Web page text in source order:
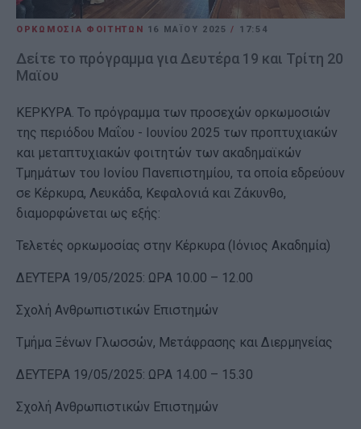
ΟΡΚΩΜΟΣΙΑ ΦΟΙΤΗΤΩΝ 16 ΜΑΪ́ΟΥ 2025/ 17:54
Δείτε το πρόγραμμα για Δευτέρα 19 και Τρίτη 20
Μαϊου
ΚΕΡΚΥΡΑ. Το πρόγραμμα των προσεχών ορκωμοσιών
της περιόδου Μαΐου - Ιουνίου 2025 των προπτυχιακών
και μεταπτυχιακών φοιτητών των ακαδημαϊκών
Τμημάτων του Ιονίου Πανεπιστημίου, τα οποία εδρεύουν
σε Κέρκυρα, Λευκάδα, Κεφαλονιά και Ζάκυνθο,
διαμορφώνεται ως εξής:
Τελετές ορκωμοσίας στην Κέρκυρα (Ιόνιος Ακαδημία)
ΔΕΥΤΕΡΑ 19/05/2025: ΩΡΑ 10.00 – 12.00
Σχολή Ανθρωπιστικών Επιστημών
Τμήμα Ξένων Γλωσσών, Μετάφρασης και Διερμηνείας
ΔΕΥΤΕΡΑ 19/05/2025: ΩΡΑ 14.00 – 15.30
Σχολή Ανθρωπιστικών Επιστημών